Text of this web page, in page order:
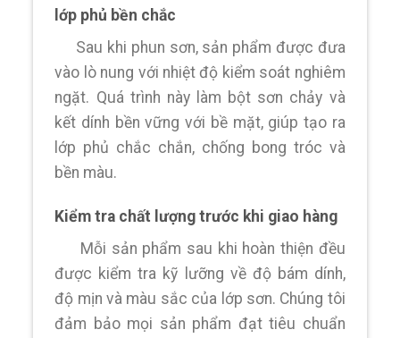
lớp phủ bền chắc
Sau khi phun sơn, sản phẩm được đưa
vào lò nung với nhiệt độ kiểm soát nghiêm
ngặt. Quá trình này làm bột sơn chảy và
kết dính bền vững với bề mặt, giúp tạo ra
lớp phủ chắc chắn, chống bong tróc và
bền màu.
Kiểm tra chất lượng trước khi giao hàng
Mỗi sản phẩm sau khi hoàn thiện đều
được kiểm tra kỹ lưỡng về độ bám dính,
độ mịn và màu sắc của lớp sơn. Chúng tôi
đảm bảo mọi sản phẩm đạt tiêu chuẩn